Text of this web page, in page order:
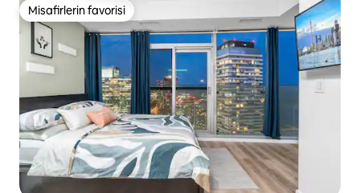
Misafirlerin favorisi
Misafirlerin favorisi